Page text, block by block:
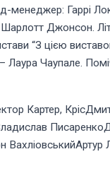
менеджер: Гаррі
Джонсон.
“З цією
Лаура Чаупале.
Картер,